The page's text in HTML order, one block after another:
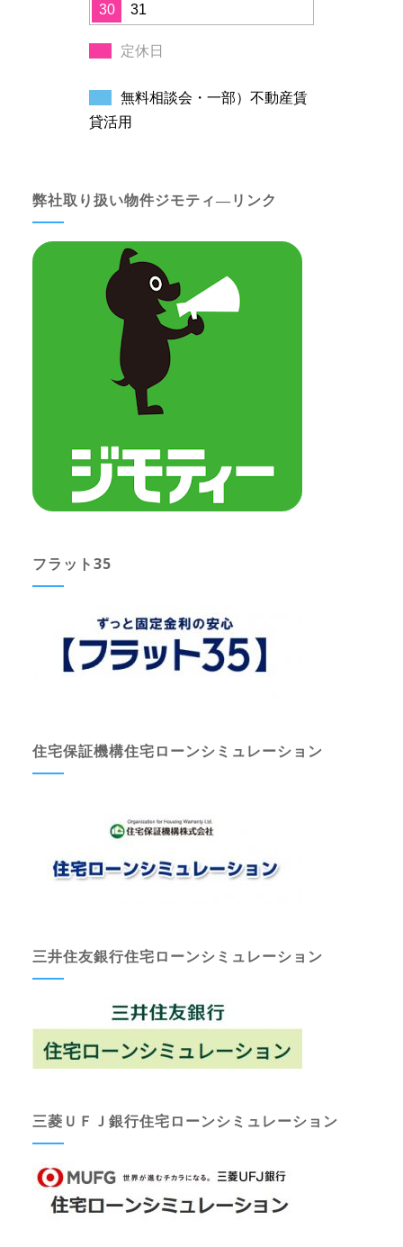
30
31
定休日
無料相談会・一部）不動産賃
貸活用
弊社取り扱い物件ジモティ―リンク
フラット35
住宅保証機構住宅ローンシミュレーション
三井住友銀行住宅ローンシミュレーション
三菱ＵＦＪ銀行住宅ローンシミュレーション